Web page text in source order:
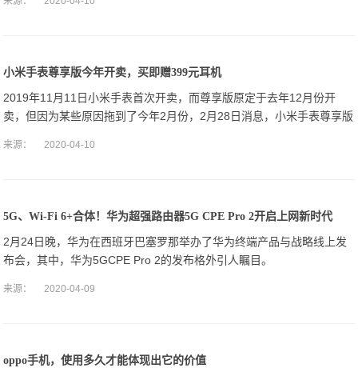
小米手表尊享版今年开卖，买即赠399元耳机
2019年11月11日小米手表首次开卖，而尊享版原定于去年12月份开
卖，但因为某些原因拖到了今年2月份，2月28日消息，小米手表尊享版
来源： 2020-04-10
5G、Wi-Fi 6+合体！华为超强路由器5G CPE Pro 2开启上网新时代
2月24日晚，华为在西班牙巴塞罗那举办了华为终端产品与战略线上发
布会，其中，华为5GCPE Pro 2的发布格外引人瞩目。
来源： 2020-04-09
oppo手机，使用多久才能体现出它的价值